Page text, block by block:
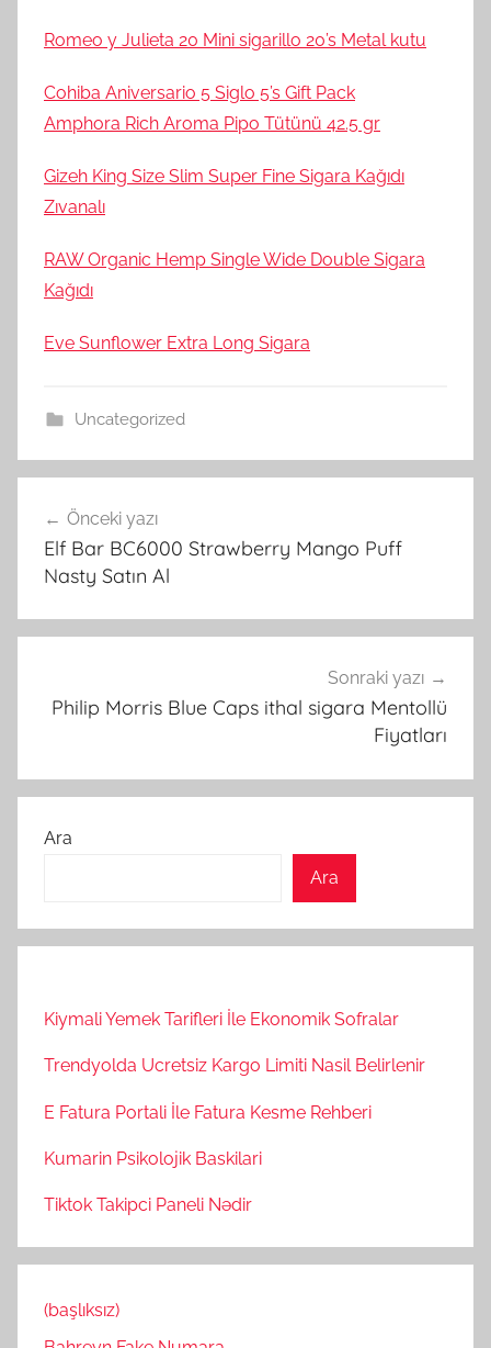
Romeo y Julieta 20 Mini sigarillo 20’s Metal kutu
Cohiba Aniversario 5 Siglo 5’s Gift Pack
Amphora Rich Aroma Pipo Tütünü 42.5 gr
Gizeh King Size Slim Super Fine Sigara Kağıdı
Zıvanalı
RAW Organic Hemp Single Wide Double Sigara
Kağıdı
Eve Sunflower Extra Long Sigara
Uncategorized
gezinmesi
Önceki yazı
Elf Bar BC6000 Strawberry Mango Puff
Nasty Satın Al
Sonraki yazı
Philip Morris Blue Caps ithal sigara Mentollü
Fiyatları
Ara
Ara
Kiymali Yemek Tarifleri İle Ekonomik Sofralar
Trendyolda Ucretsiz Kargo Limiti Nasil Belirlenir
E Fatura Portali İle Fatura Kesme Rehberi
Kumarin Psikolojik Baskilari
Tiktok Takipci Paneli Nədir
(başlıksız)